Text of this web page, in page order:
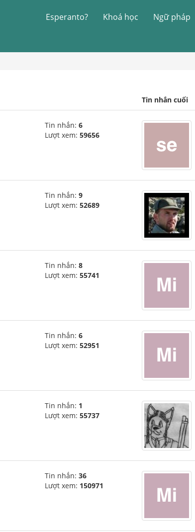
Esperanto? Khoá học Ngữ pháp
Tin nhắn cuối
Tin nhắn: 6
Lượt xem: 59656
Tin nhắn: 9
Lượt xem: 52689
Tin nhắn: 8
Lượt xem: 55741
Tin nhắn: 6
Lượt xem: 52951
Tin nhắn: 1
Lượt xem: 55737
Tin nhắn: 36
Lượt xem: 150971